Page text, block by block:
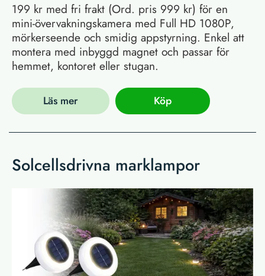
199 kr med fri frakt (Ord. pris 999 kr) för en
mini-övervakningskamera med Full HD 1080P,
mörkerseende och smidig appstyrning. Enkel att
montera med inbyggd magnet och passar för
hemmet, kontoret eller stugan.
Läs mer Köp
Solcellsdrivna marklampor